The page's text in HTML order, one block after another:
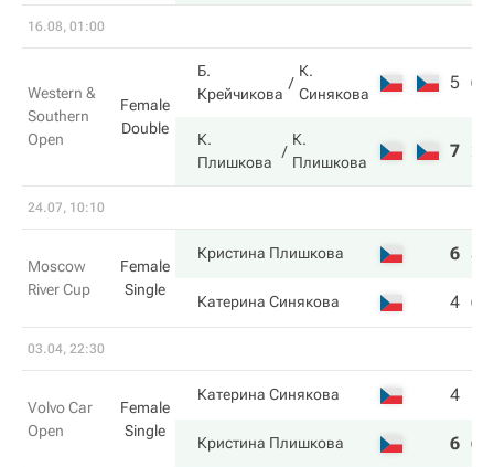
16.08, 01:00
Western &
Southern
Open
Female
Double
Б.
Крейчикова
К.
Синякова
5 6
К.
Плишкова
К.
Плишкова
7 2
24.07, 10:10
Moscow
River Cup
Female
Single
Кристина Плишкова 6 3
Катерина Синякова 4 6
03.04, 22:30
Volvo Car
Open
Female
Single
Катерина Синякова 4
Кристина Плишкова 6 6